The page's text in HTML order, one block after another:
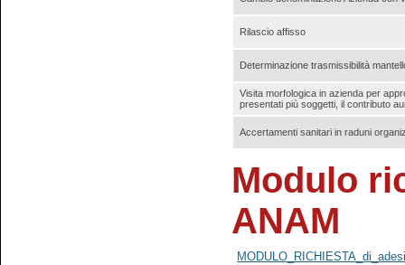
Rilascio affisso
Determinazione trasmissibilità
Visita morfologica in azienda per
presentati più soggetti, il contributo
Accertamenti sanitari in raduni
Modulo
ANAM